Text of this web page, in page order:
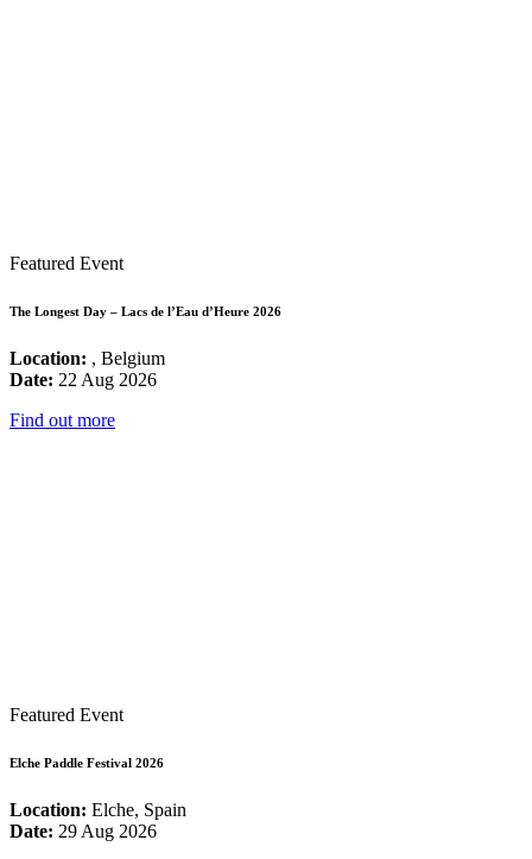
Featured Event
The Longest Day – Lacs de l’Eau d’Heure 2026
Location: , Belgium
Date: 22 Aug 2026
Find out more
Featured Event
Elche Paddle Festival 2026
Location: Elche, Spain
Date: 29 Aug 2026